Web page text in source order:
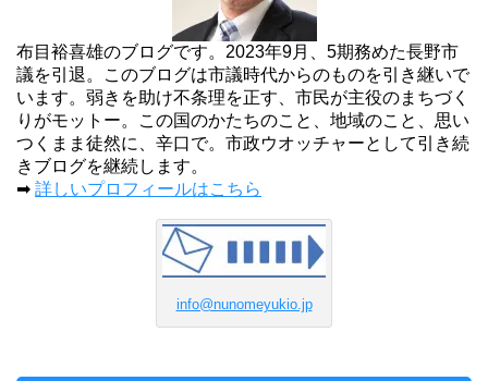
布目裕喜雄のブログです。2023年9月、5期務めた長野市
議を引退。このブログは市議時代からのものを引き継いで
います。弱きを助け不条理を正す、市民が主役のまちづく
りがモットー。この国のかたちのこと、地域のこと、思い
つくまま徒然に、辛口で。市政ウオッチャーとして引き続
きブログを継続します。
➡ 詳しいプロフィールはこちら
info@nunomeyukio.jp